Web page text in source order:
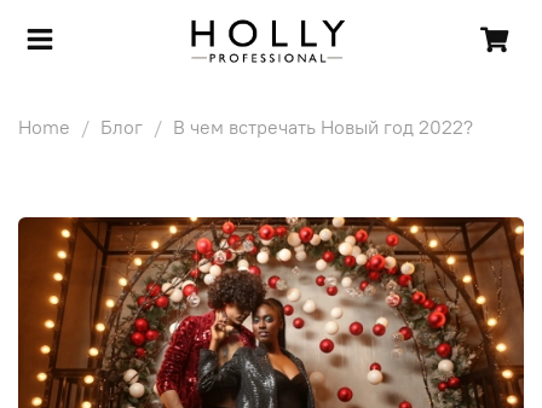
Home Блог В чем встречать Новый год 2022?